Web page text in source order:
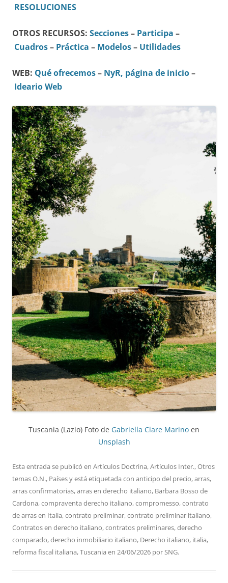
RESOLUCIONES
OTROS RECURSOS: Secciones– Participa –
Cuadros– Práctica – Modelos– Utilidades
WEB: Qué ofrecemos– NyR, página de inicio–
Ideario Web
Tuscania (Lazio) Foto de Gabriella Clare Marino en
Unsplash
Esta entrada se publicó en Artículos Doctrina,Artículos Inter.,Otros
temas O.N., Paísesy está etiquetada con anticipo del precio,arras,
arras confirmatorias,arras en derecho italiano, Barbara Bosso de
Cardona,compraventa derecho italiano,compromesso,contrato
de arras en Italia,contrato preliminar,contrato preliminar italiano,
Contratos en derecho italiano,contratos preliminares,derecho
comparado,derecho inmobiliario italiano, Derecho italiano, italia,
reforma fiscal italiana,Tuscania en 24/06/2026 porSNG.